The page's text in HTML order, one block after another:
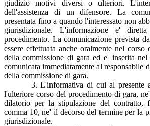
giudizio motivi diversi o ulteriori.
dell'assistenza di un difensore. La
presentata fino a quando l'interessato non
giurisdizionale. L'informazione e'
procedimento. La comunicazione prevista
essere effettuata anche oralmente nel corso
della commissione di gara ed e' inserita
comunicata immediatamente al responsabile
della commissione di gara.
3. L'informativa di cui al presente
l'ulteriore corso del procedimento di gara,
dilatorio per la stipulazione del contratto,
comma 10, ne' il decorso del termine per la
giurisdizionale.